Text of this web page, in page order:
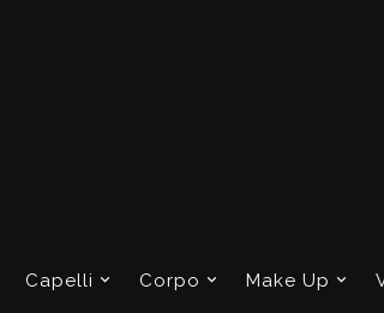
Capelli Corpo Make Up